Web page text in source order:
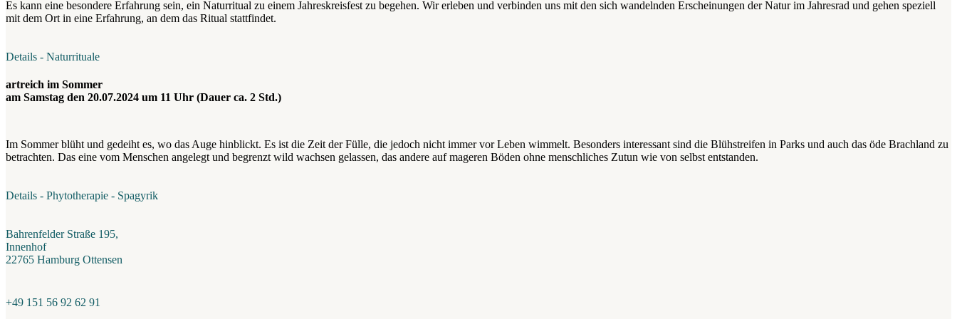
Es kann eine besondere Erfahrung sein, ein Naturritual zu einem Jahreskreisfest zu begehen. Wir erleben und verbinden uns mit den sich wandelnden Erscheinungen der Natur im Jahresrad und gehen speziell
mit dem Ort in eine Erfahrung, an dem das Ritual stattfindet.
Details - Naturrituale
artreich im Sommer
am Samstag den 20.07.2024 um 11 Uhr (Dauer ca. 2 Std.)
Im Sommer blüht und gedeiht es, wo das Auge hinblickt. Es ist die Zeit der Fülle, die jedoch nicht immer vor Leben wimmelt. Besonders interessant sind die Blühstreifen in Parks und auch das öde Brachland zu
betrachten. Das eine vom Menschen angelegt und begrenzt wild wachsen gelassen, das andere auf mageren Böden ohne menschliches Zutun wie von selbst entstanden.
Details - Phytotherapie - Spagyrik
Bahrenfelder Straße 195,
Innenhof
22765 Hamburg Ottensen
+49 151 56 92 62 91